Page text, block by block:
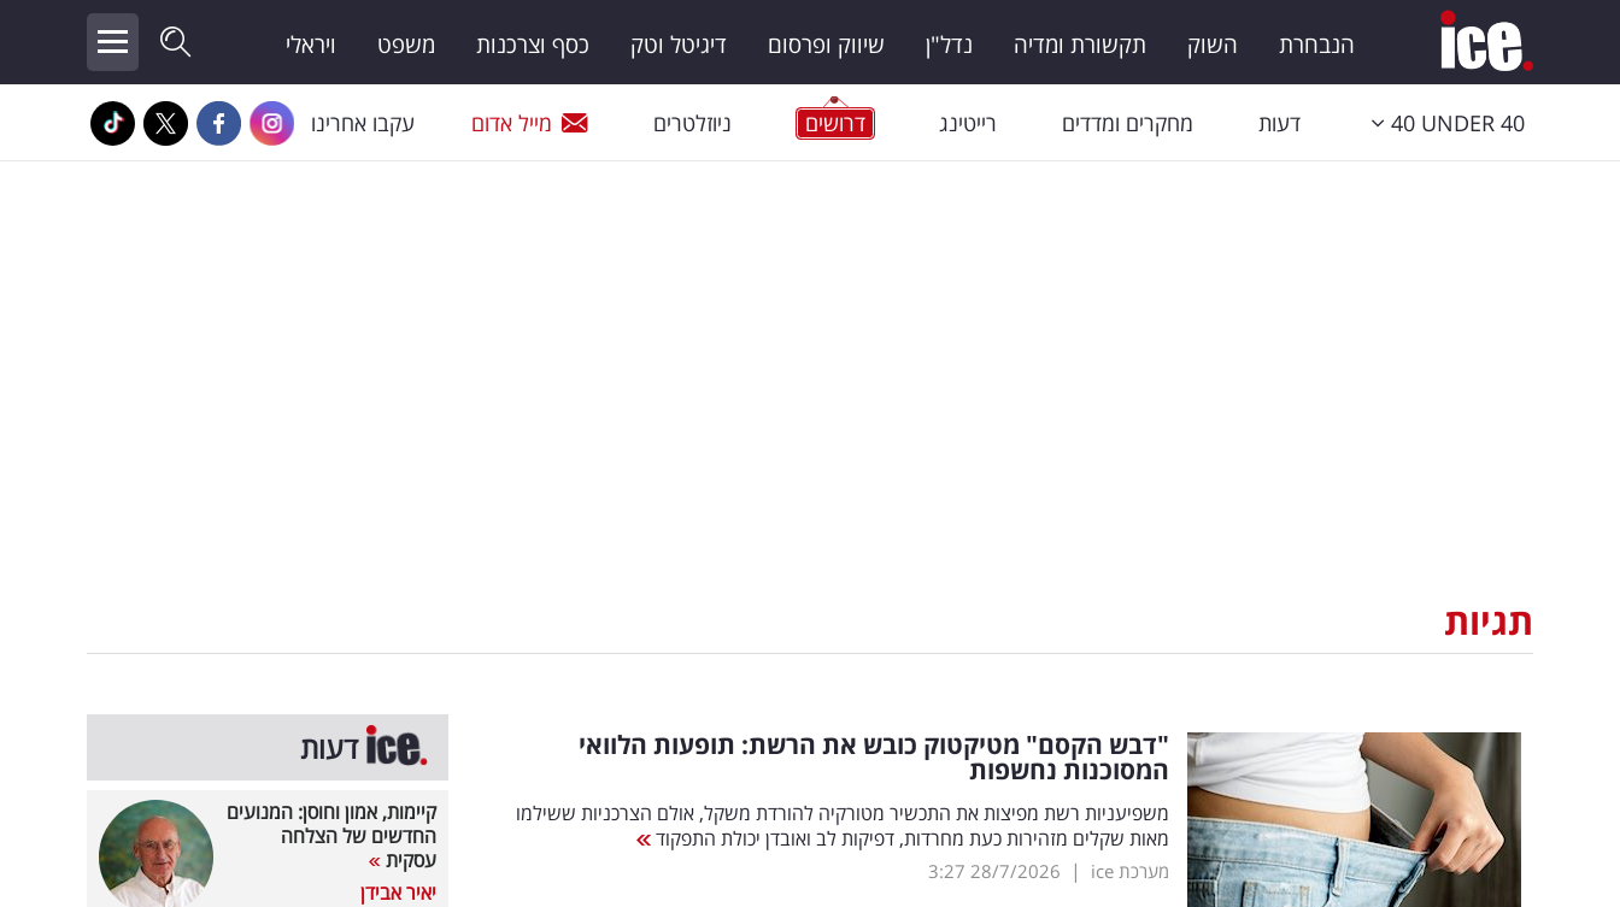
הנבחרת השוק תקשורת ומדיה נדל"ן שיווק ופרסום דיגיטל וטק כסף וצרכנות משפט ויראלי
40 UNDER 40 דעות מחקרים ומדדים רייטינג דרושים ניוזלטרים מייל אדום עקבו אחרינו
תגיות
"דבש הקסם" מטיקטוק כובש את הרשת: תופעות הלוואי
המסוכנות נחשפות
משפיעניות רשת מפיצות את התכשיר מטורקיה להורדת משקל, אולם הצרכניות ששילמו
מאות שקלים מזהירות כעת מחרדות, דפיקות לב ואובדן יכולת התפקוד
מערכת ice |
28/7/2026
3:27
דעות
קיימות, אמון וחוסן: המנועים
החדשים של הצלחה
עסקית
יאיר אבידן